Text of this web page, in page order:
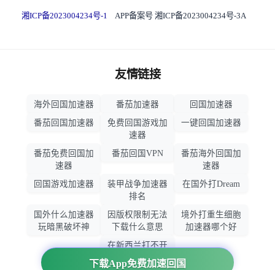
下载App免费加速回国
湘ICP备2023004234号-1 APP备案号 湘ICP备2023004234号-3A
友情链接
海外回国加速器 番茄加速器
回国加速器
番茄回国加速器
免费回国游戏加
速器
一键回国加速器
番茄免费回国加
速器
番茄回国VPN
番茄海外回国加
速器
回国游戏加速器
装甲战争加速器
排名
在国外打Dream
国外什么加速器
玩暗黑破坏神
因版权限制无法
下载什么意思
境外打重生细胞
加速器哪个好
在新西兰打不开
大智慧怎么办